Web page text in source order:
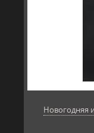
Новогодняя